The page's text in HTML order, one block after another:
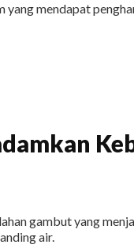
mendapat
gambut yang
air.